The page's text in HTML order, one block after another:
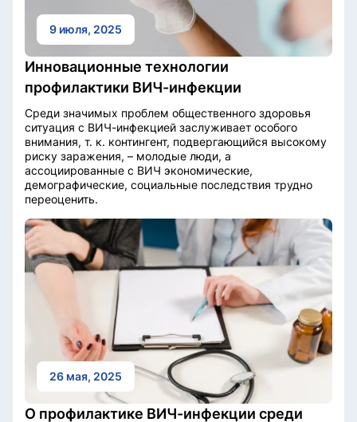
9 июля, 2025
Инновационные технологии
профилактики ВИЧ-инфекции
Среди значимых проблем общественного здоровья
ситуация с ВИЧ-инфекцией заслуживает особого
внимания, т. к. контингент, подвергающийся высокому
риску заражения, – молодые люди, а
ассоциированные с ВИЧ экономические,
демографические, социальные последствия трудно
переоценить.
26 мая, 2025
О профилактике ВИЧ-инфекции среди